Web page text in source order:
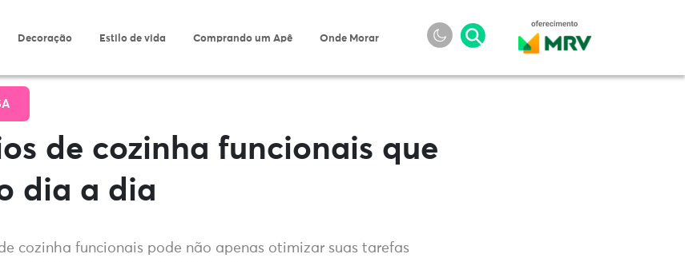
Decoração Estilo de vida Comprando um Apê Onde Morar
de cozinha funcionais que
dia a dia
cozinha funcionais pode não apenas otimizar suas tarefas